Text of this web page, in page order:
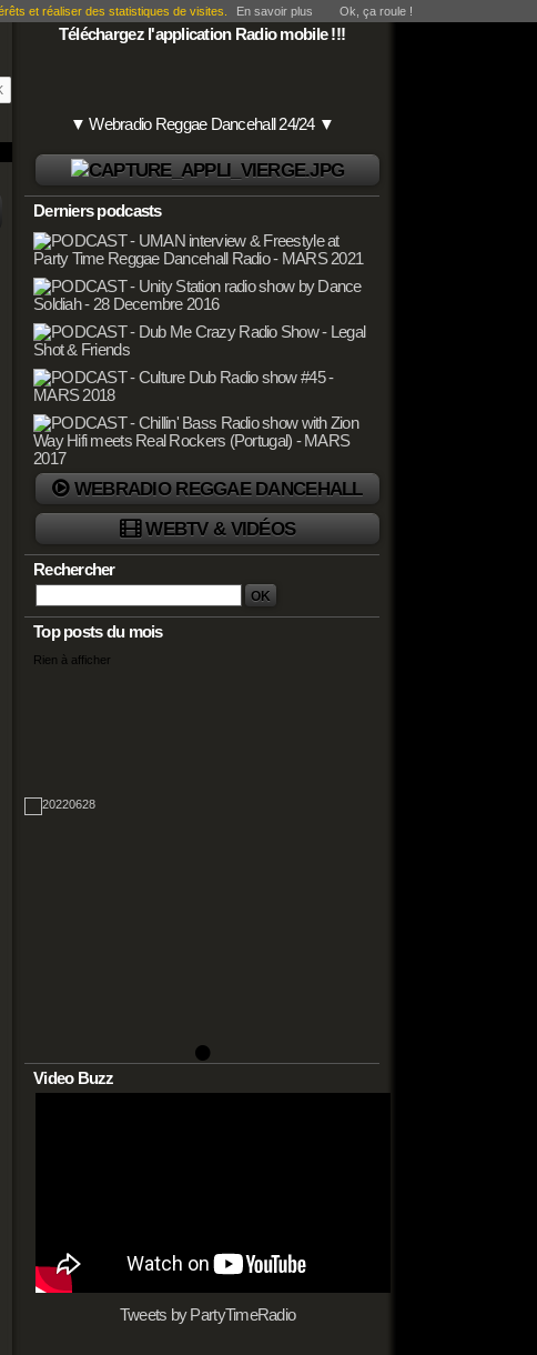
Téléchargez l'application Radio mobile !!!
▼ Webradio Reggae Dancehall 24/24 ▼
Derniers podcasts
WEBRADIO REGGAE DANCEHALL
WEBTV & VIDÉOS
Rechercher
Top posts du mois
Rien à afficher
•
Video Buzz
Tweets by PartyTimeRadio
et réaliser des statistiques de visites. En savoir plus Ok, ça roule !